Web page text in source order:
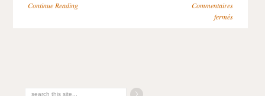
Continue Reading
Commentaires
fermés